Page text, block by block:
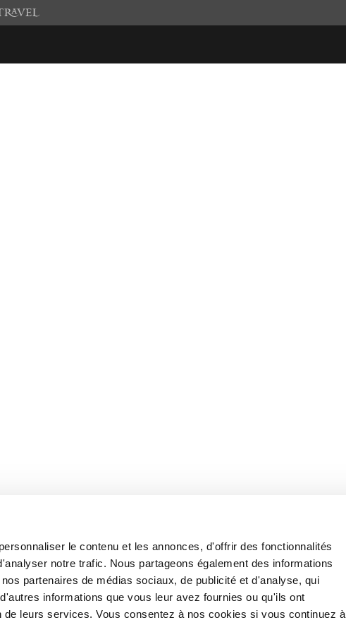
le contenu et les annonces, d'offrir des fonctionnalités
notre trafic. Nous partageons également des informations
partenaires de médias sociaux, de publicité et d'analyse, qui
informations que vous leur avez fournies ou qu'ils ont
leurs services. Vous consentez à nos cookies si vous continuez à